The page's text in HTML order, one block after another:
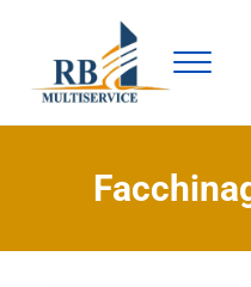
Facchinaggio
Menu